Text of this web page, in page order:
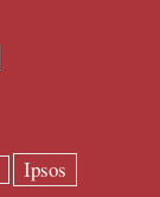
Ipsos